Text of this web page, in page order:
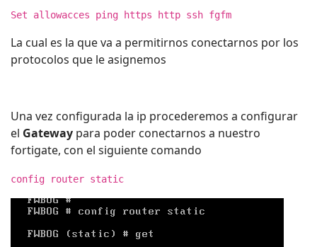
Set allowacces ping https http ssh fgfm
La cual es la que va a permitirnos conectarnos por los
protocolos que le asignemos
Una vez configurada la ip procederemos a configurar
el Gateway para poder conectarnos a nuestro
fortigate, con el siguiente comando
config router static